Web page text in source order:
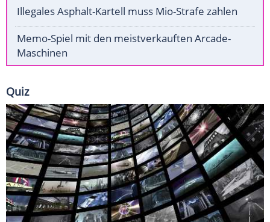
Illegales Asphalt-Kartell muss Mio-Strafe zahlen
Memo-Spiel mit den meistverkauften Arcade-
Maschinen
Quiz